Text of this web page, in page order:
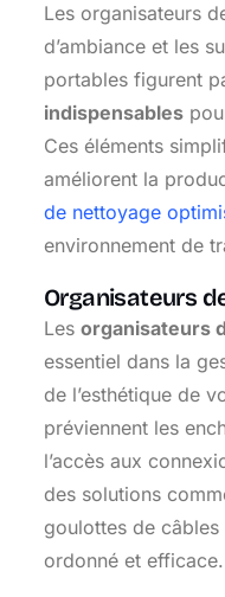
Les organisateurs
d’ambiance et les
portables figurent
indispensables
Ces éléments
améliorent la
de nettoyage
environnement de
Organisateurs
Les organisateurs
essentiel dans la
de l’esthétique de
préviennent les
l’accès aux
des solutions
goulottes de câbles
ordonné et efficace.